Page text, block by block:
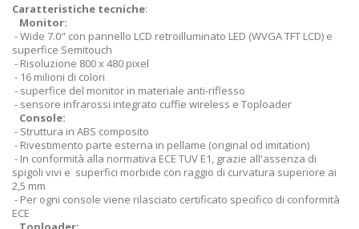
Caratteristiche tecniche:
Monitor:
- Wide 7.0" con pannello LCD retroilluminato LED (WVGA TFT LCD) e
superfice Semitouch
- Risoluzione 800 x 480 pixel
- 16 milioni di colori
- superfice del monitor in materiale anti-riflesso
- sensore infrarossi integrato cuffie wireless e Toploader
Console:
- Struttura in ABS composito
- Rivestimento parte esterna in pellame (original od imitation)
- In conformità alla normativa ECE TUV E1, grazie all'assenza di
spigoli vivi e superfici morbide con raggio di curvatura superiore ai
2,5 mm
- Per ogni console viene rilasciato certificato specifico di conformità
ECE